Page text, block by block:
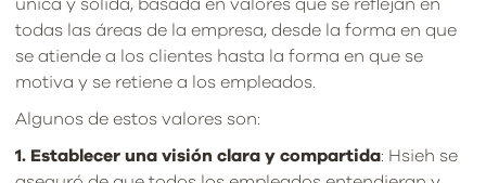
única y sólida, basada en valores que se reflejan en
todas las áreas de la empresa, desde la forma en que
se atiende a los clientes hasta la forma en que se
motiva y se retiene a los empleados.
Algunos de estos valores son:
1. Establecer una visión clara y compartida: Hsieh se